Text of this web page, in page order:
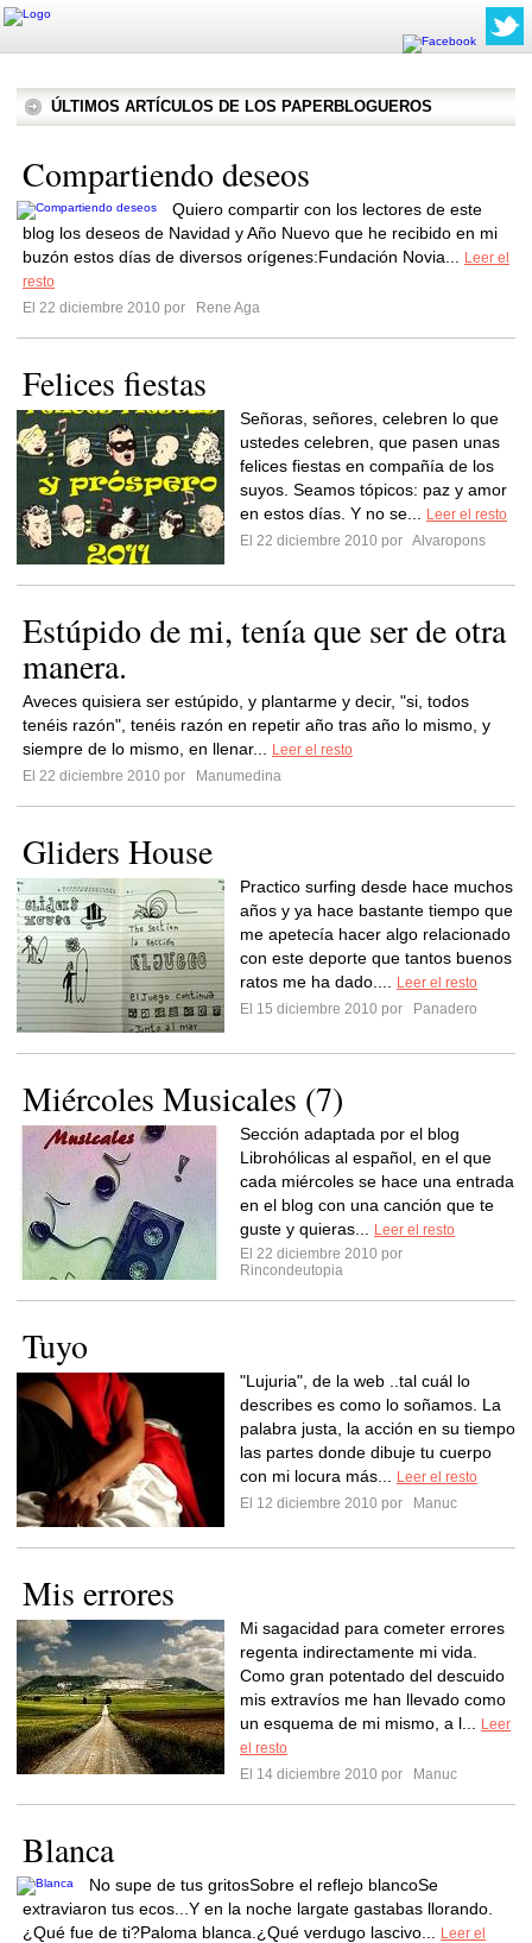
ÚLTIMOS ARTÍCULOS DE LOS PAPERBLOGUEROS
Compartiendo deseos
Quiero compartir con los lectores de este
blog los deseos de Navidad y Año Nuevo que he recibido en mi
buzón estos días de diversos orígenes:Fundación Novia...
Leer el
resto
El 22 diciembre 2010 por
Rene Aga
Felices fiestas
Señoras, señores, celebren lo que
ustedes celebren, que pasen unas
felices fiestas en compañía de los
suyos. Seamos tópicos: paz y amor
en estos días. Y no se...
Leer el resto
El 22 diciembre 2010 por Alvaropons
Estúpido de mi, tenía que ser de otra
manera.
Aveces quisiera ser estúpido, y plantarme y decir, "si, todos
tenéis razón", tenéis razón en repetir año tras año lo mismo, y
siempre de lo mismo, en llenar...
Leer el resto
El 22 diciembre 2010 por
Manumedina
Gliders House
Practico surfing desde hace muchos
años y ya hace bastante tiempo que
me apetecía hacer algo relacionado
con este deporte que tantos buenos
ratos me ha dado....
Leer el resto
El 15 diciembre 2010 por
Panadero
Miércoles Musicales (7)
Sección adaptada por el blog
Librohólicas al español, en el que
cada miércoles se hace una entrada
en el blog con una canción que te
guste y quieras...
Leer el resto
El 22 diciembre 2010 por
Rincondeutopia
Tuyo
"Lujuria", de la web ..tal cuál lo
describes es como lo soñamos. La
palabra justa, la acción en su tiempo
las partes donde dibuje tu cuerpo
con mi locura más...
Leer el resto
El 12 diciembre 2010 por
Manuc
Mis errores
Mi sagacidad para cometer errores
regenta indirectamente mi vida.
Como gran potentado del descuido
mis extravíos me han llevado como
un esquema de mi mismo, a l...
Leer
el resto
El 14 diciembre 2010 por
Manuc
Blanca
No supe de tus gritosSobre el reflejo blancoSe
extraviaron tus ecos...Y en la noche largate gastabas llorando.
¿Qué fue de ti?Paloma blanca.¿Qué verdugo lascivo...
Leer el